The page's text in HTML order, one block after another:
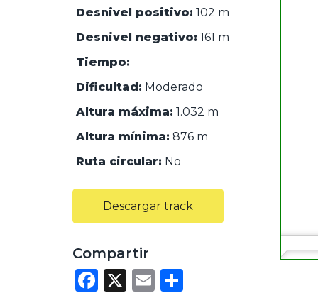
Desnivel positivo: 102 m
Desnivel negativo: 161 m
Tiempo:
Dificultad: Moderado
Altura máxima: 1.032 m
Altura mínima: 876 m
Ruta circular: No
Descargar track
Compartir
F
X
E